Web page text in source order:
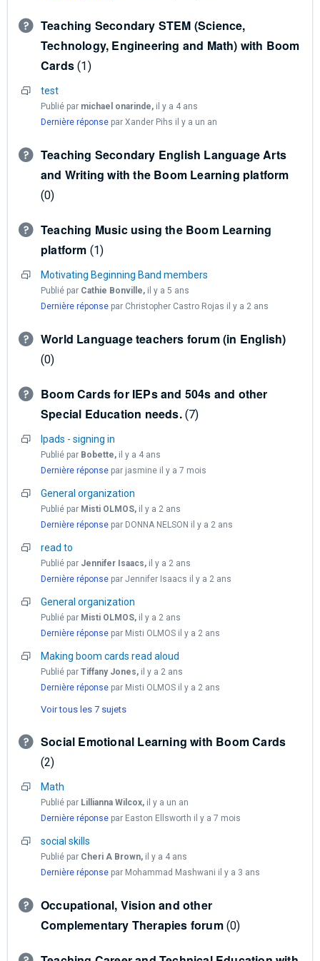
Teaching Secondary STEM (Science,
Technology, Engineering and Math) with Boom
Cards 1
test
Publié par michael onarinde, il y a 4 ans
Dernière réponse par Xander Pihs il y a un an
Teaching Secondary English Language Arts
and Writing with the Boom Learning platform
0
Teaching Music using the Boom Learning
platform 1
Motivating Beginning Band members
Publié par Cathie Bonville, il y a 5 ans
Dernière réponse par Christopher Castro Rojas il y a 2 ans
World Language teachers forum (in English)
0
Boom Cards for IEPs and 504s and other
Special Education needs. 7
Ipads - signing in
Publié par Bobette, il y a 4 ans
Dernière réponse par jasmine il y a 7 mois
General organization
Publié par Misti OLMOS, il y a 2 ans
Dernière réponse par DONNA NELSON il y a 2 ans
read to
Publié par Jennifer Isaacs, il y a 2 ans
Dernière réponse par Jennifer Isaacs il y a 2 ans
General organization
Publié par Misti OLMOS, il y a 2 ans
Dernière réponse par Misti OLMOS il y a 2 ans
Making boom cards read aloud
Publié par Tiffany Jones, il y a 2 ans
Dernière réponse par Misti OLMOS il y a 2 ans
Voir tous les 7 sujets
Social Emotional Learning with Boom Cards
2
Math
Publié par Lillianna Wilcox, il y a un an
Dernière réponse par Easton Ellsworth il y a 7 mois
social skills
Publié par Cheri A Brown, il y a 4 ans
Dernière réponse par Mohammad Mashwani il y a 3 ans
Occupational, Vision and other
Complementary Therapies forum 0